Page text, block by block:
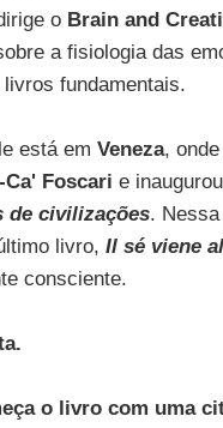
o Brain and
a fisiologia das
fundamentais.
está em Veneza,
Foscari e
de civilizações.
livro, Il sé viene
consciente.
o livro com uma